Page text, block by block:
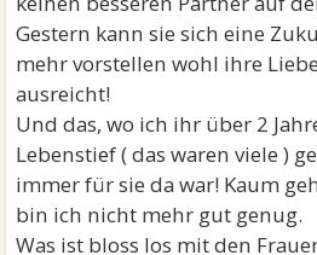
Gestern kann sie sich eine
mehr vorstellen wohl ihre
ausreicht!
Und das, wo ich ihr über 2
Lebenstief ( das waren viele )
immer für sie da war! Kaum
bin ich nicht mehr gut genug.
Was ist bloss los mit den